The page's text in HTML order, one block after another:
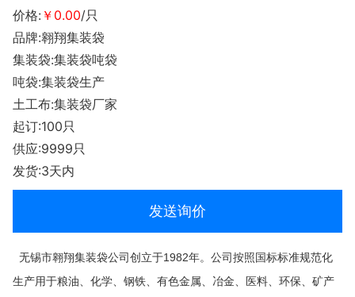
价格: ￥0.00/只
品牌:翱翔集装袋
集装袋:集装袋吨袋
吨袋:集装袋生产
土工布:集装袋厂家
起订:100只
供应:9999只
发货:3天内
发送询价
无锡市翱翔集装袋公司创立于1982年。公司按照国标标准规范化
生产用于粮油、化学、钢铁、有色金属、冶金、医料、环保、矿产